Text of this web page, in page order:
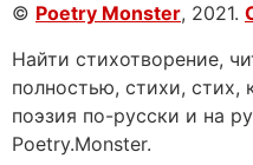
© Poetry Monster, 2021.
Найти стихотворение,
полностью, стихи, стих,
поэзия по-русски и на
Poetry.Monster.